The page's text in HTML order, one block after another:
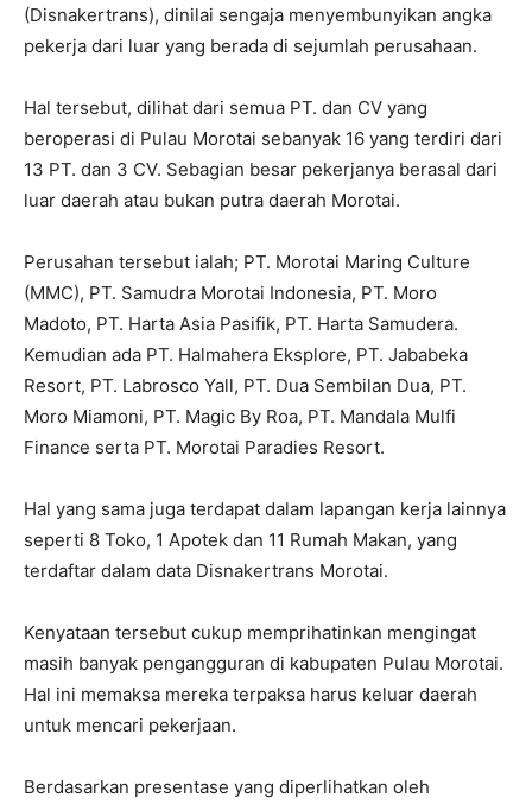
(Disnakertrans), dinilai sengaja menyembunyikan angka
pekerja dari luar yang berada di sejumlah perusahaan.
Hal tersebut, dilihat dari semua PT. dan CV yang
beroperasi di Pulau Morotai sebanyak 16 yang terdiri dari
13 PT. dan 3 CV. Sebagian besar pekerjanya berasal dari
luar daerah atau bukan putra daerah Morotai.
Perusahan tersebut ialah; PT. Morotai Maring Culture
(MMC), PT. Samudra Morotai Indonesia, PT. Moro
Madoto, PT. Harta Asia Pasifik, PT. Harta Samudera.
Kemudian ada PT. Halmahera Eksplore, PT. Jababeka
Resort, PT. Labrosco Yall, PT. Dua Sembilan Dua, PT.
Moro Miamoni, PT. Magic By Roa, PT. Mandala Mulfi
Finance serta PT. Morotai Paradies Resort.
Hal yang sama juga terdapat dalam lapangan kerja lainnya
seperti 8 Toko, 1 Apotek dan 11 Rumah Makan, yang
terdaftar dalam data Disnakertrans Morotai.
Kenyataan tersebut cukup memprihatinkan mengingat
masih banyak pengangguran di kabupaten Pulau Morotai.
Hal ini memaksa mereka terpaksa harus keluar daerah
untuk mencari pekerjaan.
Berdasarkan presentase yang diperlihatkan oleh